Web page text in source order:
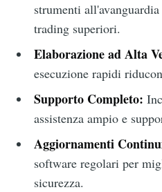
strumenti
trading superiori.
Elaborazione ad Alta
esecuzione rapidi
Supporto Completo:
assistenza ampio e
Aggiornamenti
software regolari per
sicurezza.